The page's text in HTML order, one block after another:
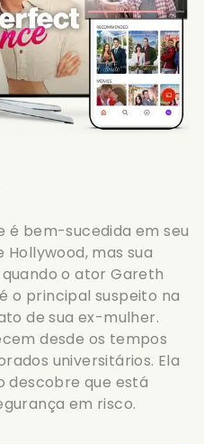
é bem-sucedida em seu
mas sua
o ator Gareth
o principal suspeito na
de sua ex-mulher.
desde os tempos
universitários. Ela
descobre que está
em risco.